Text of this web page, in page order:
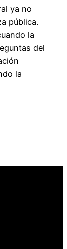
ya no
pública.
la
del
la